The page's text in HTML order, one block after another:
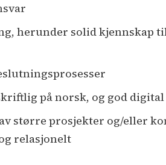
herunder solid kjennskap
på norsk, og god
større prosjekter og/eller
relasjonelt